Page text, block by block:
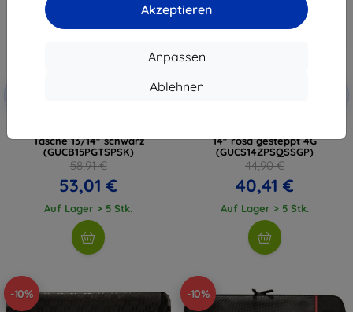
Akzeptieren
Anpassen
Ablehnen
EXTRA10
Tasche 13/14" schwarz
(GUCB15PGTSPSK)
58,91 €
53,01 €
Auf Lager > 5 Stk.
-10%
14" rosa gesteppt 4G
(GUCS14ZPSQSSGP)
44,90 €
40,41 €
Auf Lager > 5 Stk.
-10% -10%